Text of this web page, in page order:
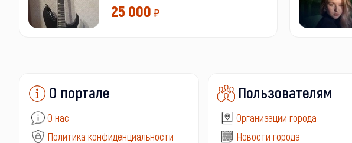
25 000 ₽
О портале
О нас
Политика конфиденциальности
Пользователям
Организации города
Новости города